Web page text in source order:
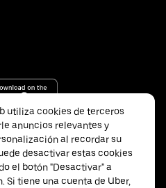
utiliza cookies de terceros
anuncios relevantes y
al recordar su
desactivar estas cookies
el botón "Desactivar" a
Si tiene una cuenta de Uber,